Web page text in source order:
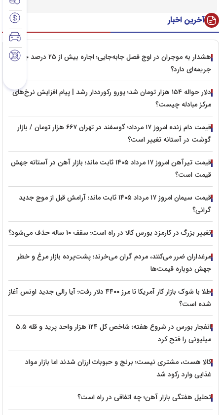
آخرین اخبار
هشدار به موجران در اوج فصل جابه‌جایی؛ اجاره بیش از ۲۵ درصد چه
جریمه‌ای دارد؟
دلار حواله ۱۵۴ هزار تومان شد؛ یورو رکورددار رشد | پیام افزایش نرخ‌های
مرکز مبادله چیست؟
قیمت دام زنده امروز ۱۷ مرداد؛ گوسفند در تهران ۶۶۷ هزار تومان / بازار
گوشت در آستانه تغییر است؟
قیمت تیرآهن امروز ۱۷ مرداد ۱۴۰۵ ثابت ماند؛ بازار آهن در آستانه جهش
قیمت است؟
قیمت سیمان امروز ۱۷ مرداد ۱۴۰۵ ثابت ماند؛ آرامش قبل از موج جدید
گرانی؟
تغییر بزرگ در کارمزد بورس کالا در راه است؛ سقف ۱۰ ساله حذف می‌شود؟
مرغداران ضرر می‌کنند، مردم گران می‌خرند؛ پشت‌پرده بازار مرغ و خطر
جهش دوباره قیمت‌ها
طلا با شوک بازار کار آمریکا تا مرز ۴۴۰۰ دلار رفت؛ آیا رالی جدید اونس آغاز
شده است؟
انفجار بورس در شروع هفته؛ شاخص کل ۱۲۴ هزار واحد پرید و قله ۵.۵
میلیونی را فتح کرد
کالا هست، مشتری نیست؛ برنج و حبوبات ارزان شدند اما بازار مواد
غذایی وارد رکود شد
تحلیل هفتگی بازار آهن؛ چه اتفاقی در راه است؟